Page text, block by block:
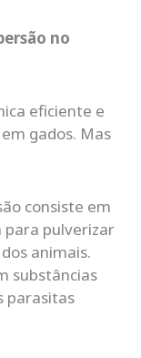
no
eficiente e
gados. Mas
consiste em
para pulverizar
animais.
substâncias
parasitas